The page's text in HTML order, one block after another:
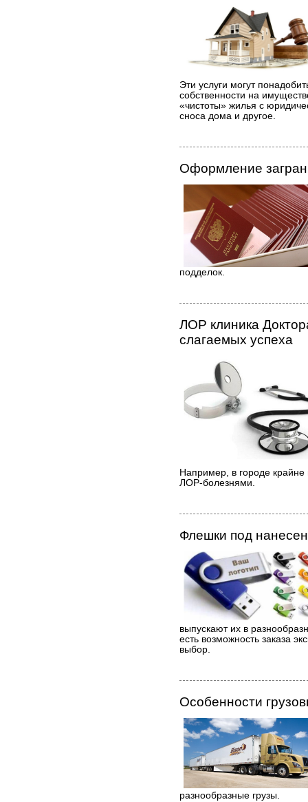
Эти услуги могут
собственности на
«чистоты» жилья с
сноса дома и другое.
Оформление
подделок.
ЛОР клиника
слагаемых успеха
Например, в городе крайне
ЛОР-болезнями.
Флешки под
выпускают их в
есть возможность заказа
выбор.
Особенности
разнообразные грузы.